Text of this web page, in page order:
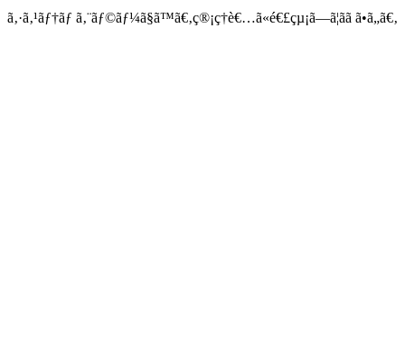
ã‚·ã‚¹ãƒ†ãƒ ã‚¨ãƒ©ãƒ¼ã§ã™ã€‚ç®¡ç†è€…ã«é€£çµ¡ã—ã¦ãã ã•ã„ã€‚